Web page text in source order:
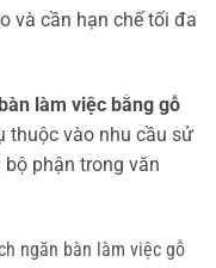
và cần hạn chế tối đa
làm việc bằng gỗ
thuộc vào nhu cầu sử
phận trong văn
ngăn bàn làm việc gỗ